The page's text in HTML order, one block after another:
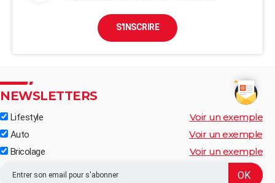
S'INSCRIRE
NEWSLETTERS
Lifestyle Voir un exemple
Auto Voir un exemple
Bricolage Voir un exemple